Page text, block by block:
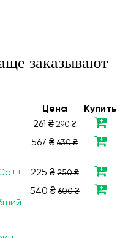
заказывают
Цена
Купить
261 ₴290 ₴
567 ₴ 630 ₴
225 ₴250 ₴
540 ₴600 ₴